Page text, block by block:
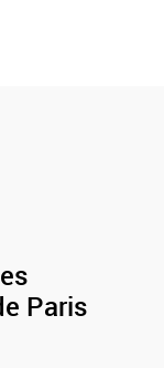
Paris